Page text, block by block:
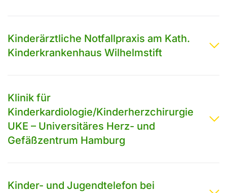
Kinderärztliche Notfallpraxis am Kath.
Kinderkrankenhaus Wilhelmstift
Klinik für
Kinderkardiologie/Kinderherzchirurgie
UKE – Universitäres Herz- und
Gefäßzentrum Hamburg
Kinder- und Jugendtelefon bei